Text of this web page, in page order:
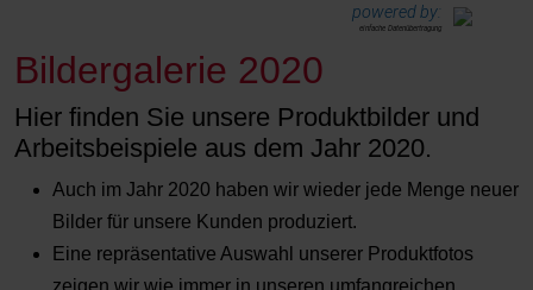
powered by:
einfache Datenübertragung
Bildergalerie 2020
Hier finden Sie unsere Produktbilder und
Arbeitsbeispiele aus dem Jahr 2020.
Auch im Jahr 2020 haben wir wieder jede Menge neuer
Bilder für unsere Kunden produziert.
Eine repräsentative Auswahl unserer Produktfotos